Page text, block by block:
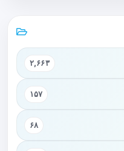
۲,۶۶۳
۱۵۷
۶۸